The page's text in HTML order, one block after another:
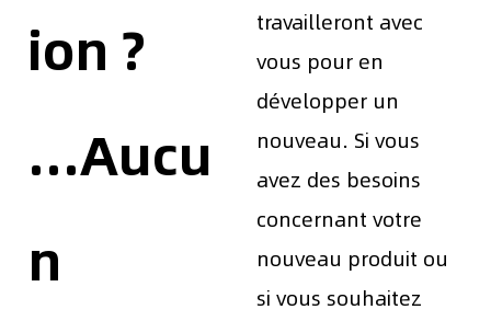
ion ?
...Aucu
n
travailleront avec
vous pour en
développer un
nouveau. Si vous
avez des besoins
concernant votre
nouveau produit ou
si vous souhaitez